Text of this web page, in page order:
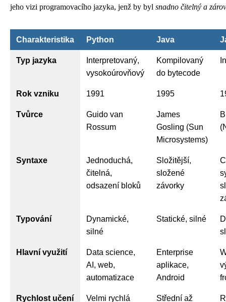
jeho vizi programovacího jazyka, jenž by byl snadno čitelný a
Charakteristika Python Java
Typ jazyka
Interpretovaný,
vysokoúrovňový
Kompilovaný
do bytecode
Rok vzniku 1991 1995
Tvůrce
Guido van
Rossum
James
Gosling (Sun
Microsystems)
Syntaxe
Jednoduchá,
čitelná,
odsazení bloků
Složitější,
složené
závorky
Typování
Dynamické,
silné
Statické, silné
Hlavní využití
Data science,
AI, web,
automatizace
Enterprise
aplikace,
Android
Rychlost učení Velmi rychlá Střední až